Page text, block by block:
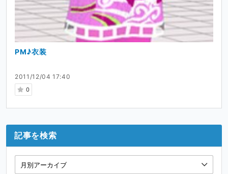
2011/12/04 17:40
0
PM♪衣装
記事を検索